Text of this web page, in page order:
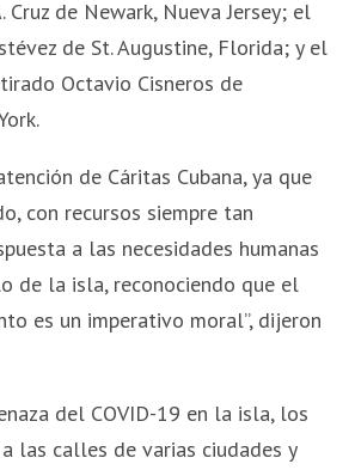
Cruz de Newark, Nueva Jersey; el
de St. Augustine, Florida; y el
Octavio Cisneros de
de Cáritas Cubana, ya que
con recursos siempre tan
a las necesidades humanas
de la isla, reconociendo que el
es un imperativo moral”, dijeron
del COVID-19 en la isla, los
las calles de varias ciudades y